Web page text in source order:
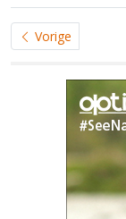
Vorige